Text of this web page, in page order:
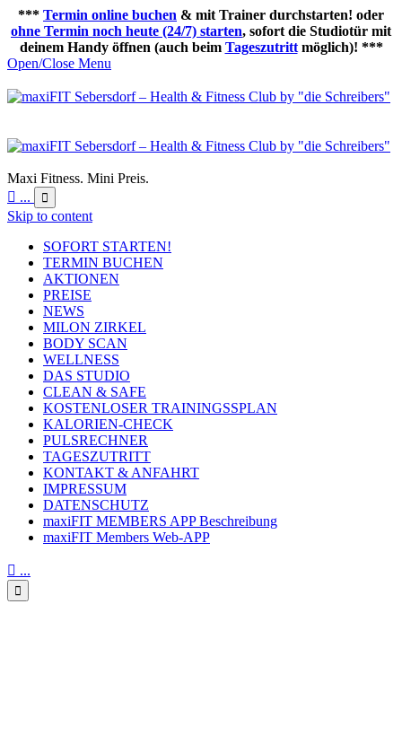
*** Termin online buchen & mit Trainer durchstarten! oder
ohne Termin noch heute (24/7) starten, sofort die Studiotür mit
deinem Handy öffnen (auch beim Tageszutrittmöglich)! ***
Open/Close Menu
Maxi Fitness. Mini Preis.
 ... 
Skip to content
SOFORT STARTEN!
TERMIN BUCHEN
AKTIONEN
PREISE
NEWS
MILON ZIRKEL
BODY SCAN
WELLNESS
DAS STUDIO
CLEAN & SAFE
KOSTENLOSER TRAININGSSPLAN
KALORIEN-CHECK
PULSRECHNER
TAGESZUTRITT
KONTAKT & ANFAHRT
IMPRESSUM
DATENSCHUTZ
maxiFIT MEMBERS APP Beschreibung
maxiFIT Members Web-APP
 ...
